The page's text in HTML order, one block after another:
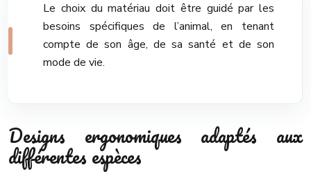
Le choix du matériau doit être guidé par les
besoins spécifiques de l’animal, en tenant
compte de son âge, de sa santé et de son
mode de vie.
Designs ergonomiques adaptés aux
différentes espèces